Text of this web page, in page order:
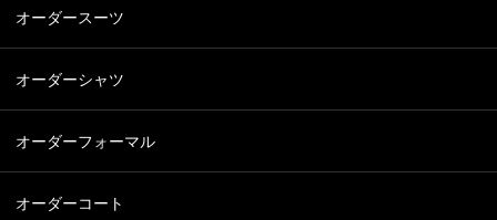
オーダースーツ
オーダーシャツ
オーダーフォーマル
オーダーコート